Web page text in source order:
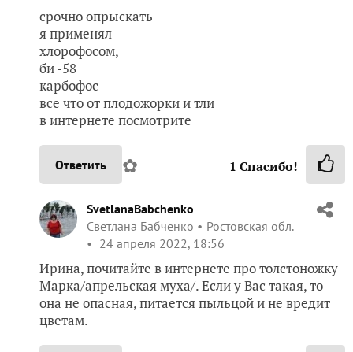
срочно опрыскать
я применял
хлорофосом,
би -58
карбофос
все что от плодожорки и тли
в интернете посмотрите
Ответить ✿ 1 Спасибо!
SvetlanaBabchenko
Светлана Бабченко
Ростовская обл.
24 апреля 2022, 18:56
Ирина, почитайте в интернете про толстоножку
Марка/апрельская муха/. Если у Вас такая, то
она не опасная, питается пыльцой и не вредит
цветам.